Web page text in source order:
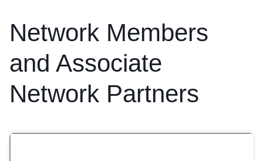
Network Members
and Associate
Network Partners